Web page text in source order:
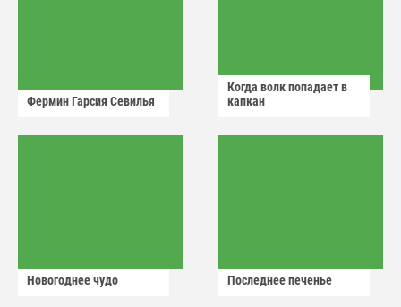
Фермин Гарсия Севилья
Когда волк попадает в
капкан
Новогоднее чудо Последнее печенье